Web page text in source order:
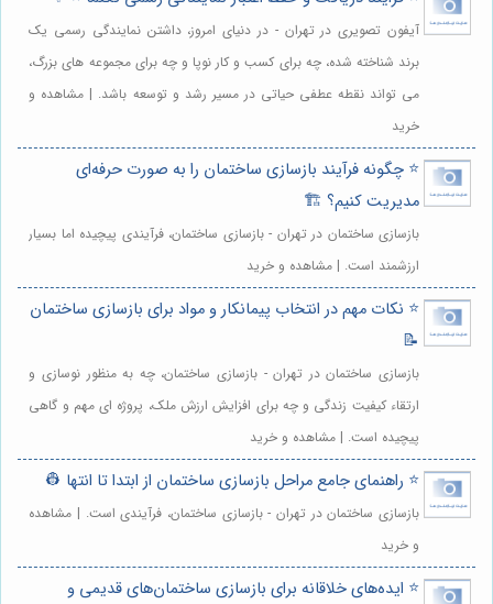
آیفون تصویری در تهران - در دنیای امروز، داشتن نمایندگی رسمی یک
برند شناخته شده، چه برای کسب و کار نوپا و چه برای مجموعه های بزرگ،
می تواند نقطه عطفی حیاتی در مسیر رشد و توسعه باشد. | مشاهده و
خرید
⭐️ چگونه فرآیند بازسازی ساختمان را به صورت حرفه‌ای
مدیریت کنیم؟ 🏗️
بازسازی ساختمان در تهران - بازسازی ساختمان، فرآیندی پیچیده اما بسیار
ارزشمند است. | مشاهده و خرید
⭐️ نکات مهم در انتخاب پیمانکار و مواد برای بازسازی ساختمان
📝
بازسازی ساختمان در تهران - بازسازی ساختمان، چه به منظور نوسازی و
ارتقاء کیفیت زندگی و چه برای افزایش ارزش ملک، پروژه ای مهم و گاهی
پیچیده است. | مشاهده و خرید
⭐️ راهنمای جامع مراحل بازسازی ساختمان از ابتدا تا انتها 👷
بازسازی ساختمان در تهران - بازسازی ساختمان، فرآیندی است. | مشاهده
و خرید
⭐️ ایده‌های خلاقانه برای بازسازی ساختمان‌های قدیمی و